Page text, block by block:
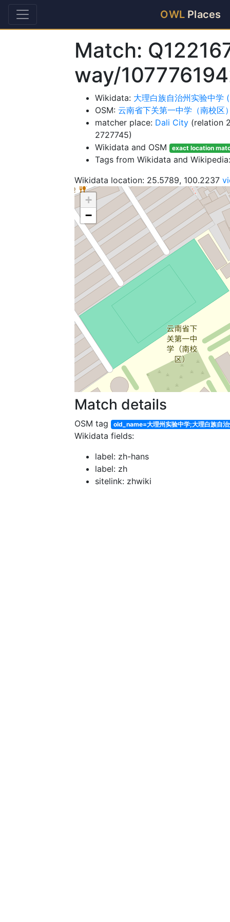
OWL Places
Match:
way/
Wikidata: 大理白族自治州实验中学
OSM: 云南省下关第一中学（南校区
matcher place: Dali City (relation
2727745)
Wikidata and OSM
exact location
Tags from Wikidata and
Wikidata location: 25.5789, 100.2237
+
−
Match details
OSM tag old_name=大理州实验中学;大理白族自
Wikidata fields:
label: zh-hans
label: zh
sitelink: zhwiki